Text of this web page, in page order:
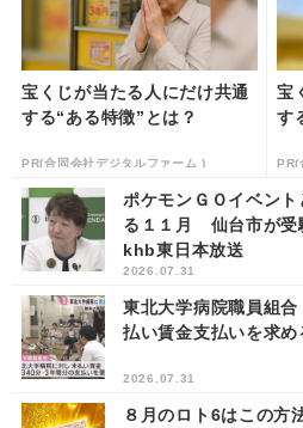
宝くじが当たる人にだけ共通
する“ある特徴”とは？
PR(合同会社デジタルファーム )
宝
す
PR(
ポケモンＧＯイベン
る１１月 仙台市が受
khb東日本放送
2026.07.31
東北大学病院職員組
払い賃金支払いを求
2026.07.31
８月のロト6はこの方